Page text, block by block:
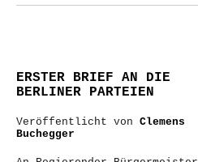
ERSTER BRIEF AN DIE
BERLINER PARTEIEN
Veröffentlicht von Clemens
Buchegger